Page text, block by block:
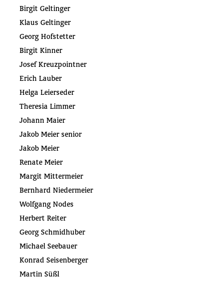
Birgit Geltinger
Klaus Geltinger
Georg Hofstetter
Birgit Kinner
Josef Kreuzpointner
Erich Lauber
Helga Leierseder
Theresia Limmer
Johann Maier
Jakob Meier senior
Jakob Meier
Renate Meier
Margit Mittermeier
Bernhard Niedermeier
Wolfgang Nodes
Herbert Reiter
Georg Schmidhuber
Michael Seebauer
Konrad Seisenberger
Martin Süßl